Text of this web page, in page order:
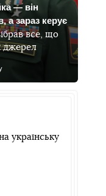
— він
а зараз керує
все, що
джерел
українську